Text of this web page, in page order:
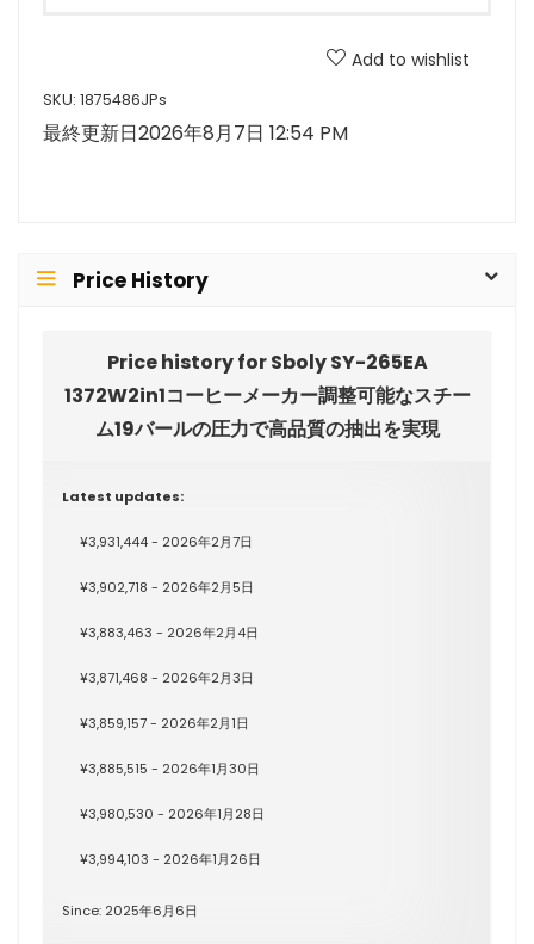
Add to wishlist
SKU: 1875486JPs
最終更新日2026年8月7日 12:54 PM
Price History
Price history for Sboly SY-265EA
1372W2in1コーヒーメーカー調整可能なスチー
ム19バールの圧力で高品質の抽出を実現
Latest updates:
¥3,931,444 - 2026年2月7日
¥3,902,718 - 2026年2月5日
¥3,883,463 - 2026年2月4日
¥3,871,468 - 2026年2月3日
¥3,859,157 - 2026年2月1日
¥3,885,515 - 2026年1月30日
¥3,980,530 - 2026年1月28日
¥3,994,103 - 2026年1月26日
Since: 2025年6月6日